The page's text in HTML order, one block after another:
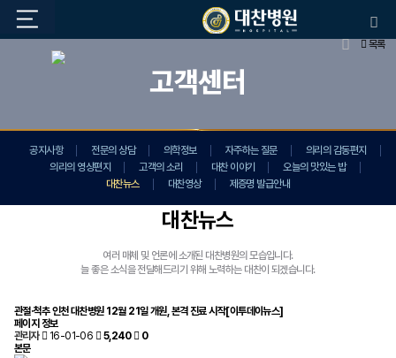
고객센터
공지사항 전문의 상담 의학정보 자주하는 질문
의리의 감동편지
의리의 영상편지
고객의 소리 대찬 이야기
오늘의 맛있는 밥
대찬뉴스
대찬영상 제증명 발급안내
목록
대찬뉴스
여러 매체 및 언론에 소개된 대찬병원의 모습입니다.
늘 좋은 소식을 전달해드리기 위해 노력하는 대찬이 되겠습니다.
관절·척추 인천 대찬병원 12월 21일 개원, 본격 진료 시작[이투데이뉴스]
페이지 정보
관리자
16-01-06 5,240
0
본문